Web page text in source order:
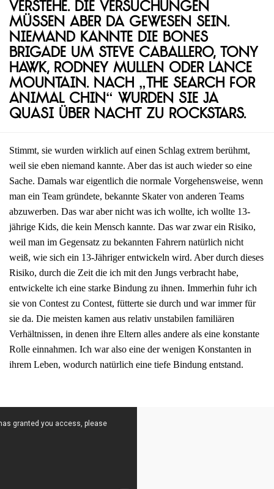
Verstehe. Die Versuchungen
müssen aber da gewesen sein.
Niemand kannte die Bones
Brigade um Steve Caballero, Tony
Hawk, Rodney Mullen oder Lance
Mountain. Nach „The Search for
Animal Chin“ wurden sie ja
quasi über Nacht zu Rockstars.
Stimmt, sie wurden wirklich auf einen Schlag extrem berühmt,
weil sie eben niemand kannte. Aber das ist auch wieder so eine
Sache. Damals war eigentlich die normale Vorgehensweise, wenn
man ein Team gründete, bekannte Skater von anderen Teams
abzuwerben. Das war aber nicht was ich wollte, ich wollte 13-
jährige Kids, die kein Mensch kannte. Das war zwar ein Risiko,
weil man im Gegensatz zu bekannten Fahrern natürlich nicht
weiß, wie sich ein 13-Jähriger entwickeln wird. Aber durch dieses
Risiko, durch die Zeit die ich mit den Jungs verbracht habe,
entwickelte ich eine starke Bindung zu ihnen. Immerhin fuhr ich
sie von Contest zu Contest, fütterte sie durch und war immer für
sie da. Die meisten kamen aus relativ unstabilen familiären
Verhältnissen, in denen ihre Eltern alles andere als eine konstante
Rolle einnahmen. Ich war also eine der wenigen Konstanten in
ihrem Leben, wodurch natürlich eine tiefe Bindung entstand.